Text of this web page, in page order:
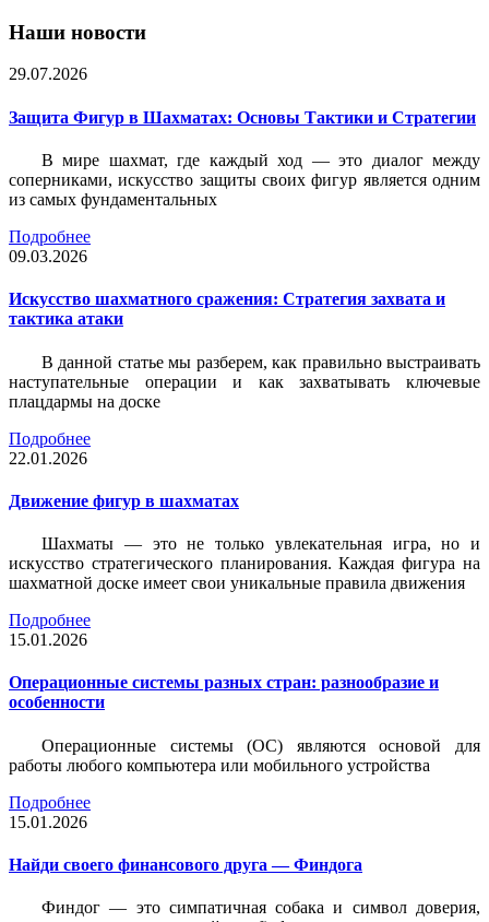
Наши новости
29.07.2026
Защита Фигур в Шахматах: Основы Тактики и Стратегии
В мире шахмат, где каждый ход — это диалог между
соперниками, искусство защиты своих фигур является одним
из самых фундаментальных
Подробнее
09.03.2026
Искусство шахматного сражения: Стратегия захвата и
тактика атаки
В данной статье мы разберем, как правильно выстраивать
наступательные операции и как захватывать ключевые
плацдармы на доске
Подробнее
22.01.2026
Движение фигур в шахматах
Шахматы — это не только увлекательная игра, но и
искусство стратегического планирования. Каждая фигура на
шахматной доске имеет свои уникальные правила движения
Подробнее
15.01.2026
Операционные системы разных стран: разнообразие и
особенности
Операционные системы (ОС) являются основой для
работы любого компьютера или мобильного устройства
Подробнее
15.01.2026
Найди своего финансового друга — Финдога
Финдог — это симпатичная собака и символ доверия,